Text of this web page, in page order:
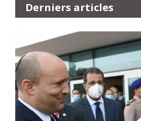
Derniers articles